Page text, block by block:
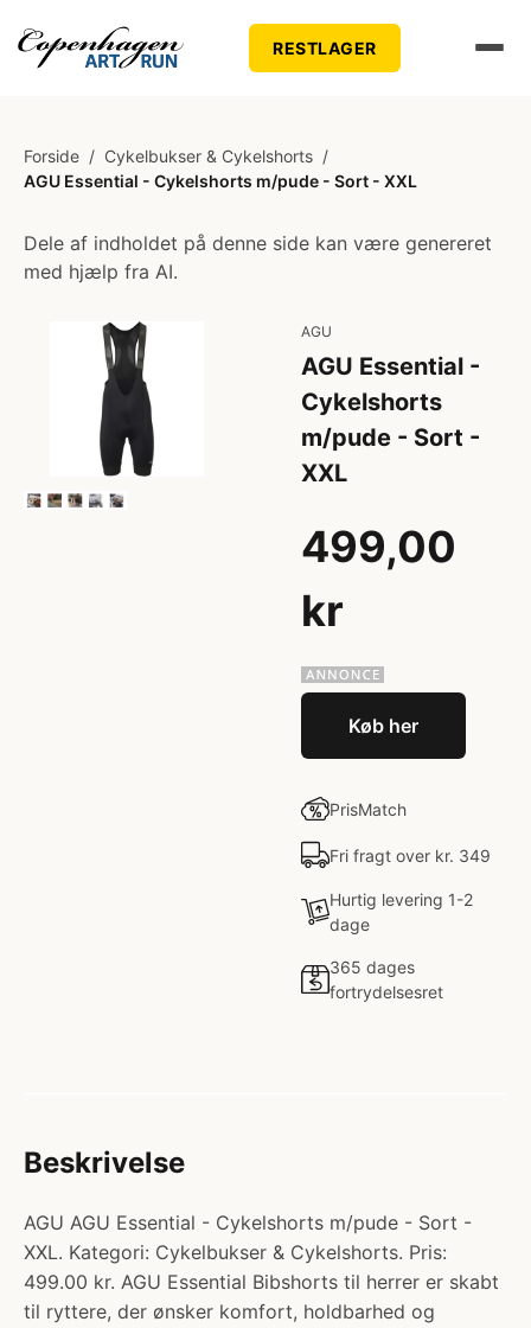
RESTLAGER
Forside / Cykelbukser & Cykelshorts /
AGU Essential - Cykelshorts m/pude - Sort - XXL
Dele af indholdet på denne side kan være genereret
med hjælp fra AI.
AGU
AGU Essential -
Cykelshorts
m/pude - Sort -
XXL
499,00
kr
Køb her
PrisMatch
Fri fragt over kr. 349
Hurtig levering 1-2
dage
365 dages
fortrydelsesret
Beskrivelse
AGU AGU Essential - Cykelshorts m/pude - Sort -
XXL. Kategori: Cykelbukser & Cykelshorts. Pris:
499.00 kr. AGU Essential Bibshorts til herrer er skabt
til ryttere, der ønsker komfort, holdbarhed og